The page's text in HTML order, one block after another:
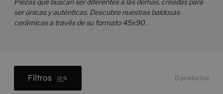
Piezas que buscan ser diferentes a las demás, creadas para
ser únicas y auténticas. Descubre nuestras baldosas
cerámicas a través de su formato 45x90.
Filtros 0 productos